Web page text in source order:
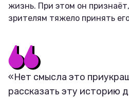
жизнь. При этом он
зрителям тяжело принять
«Нет смысла это
рассказать эту историю